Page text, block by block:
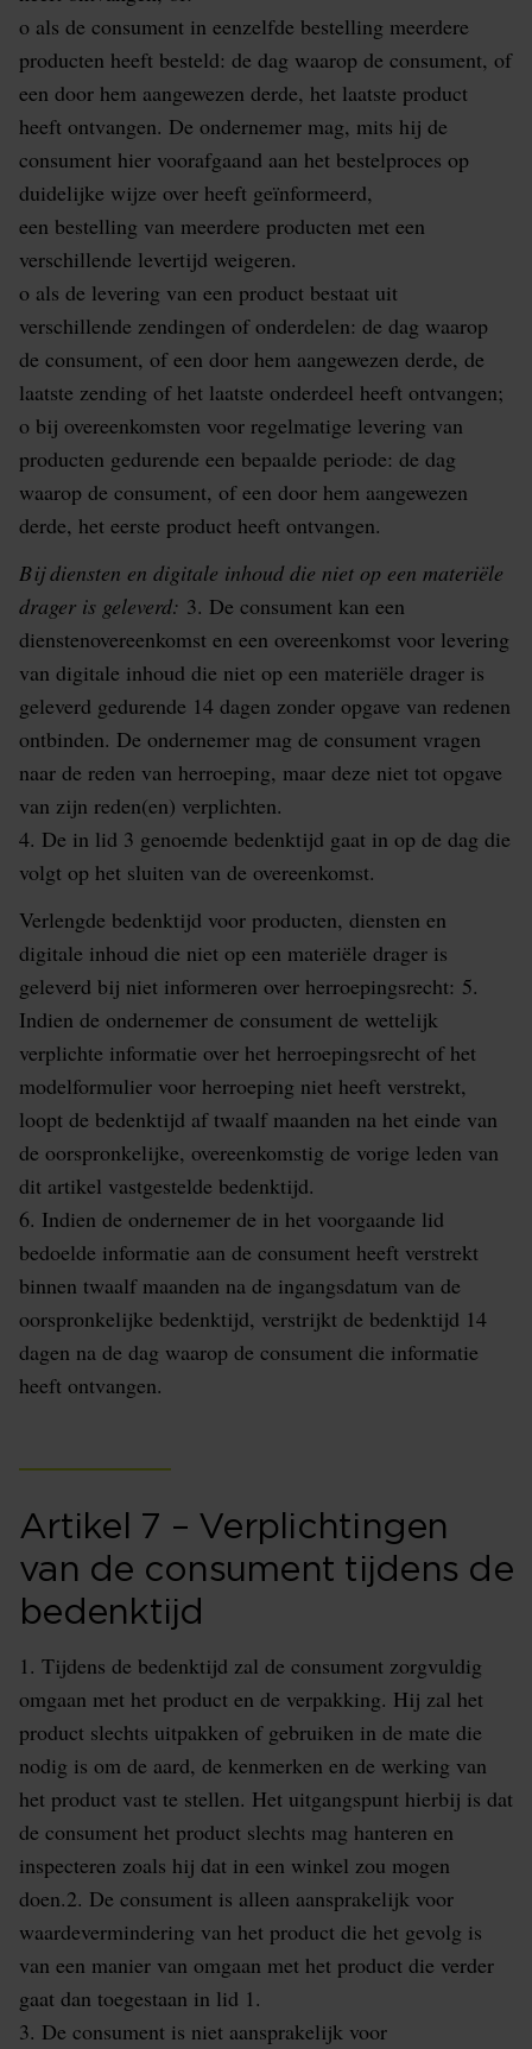
o als de consument in eenzelfde bestelling meerdere
producten heeft besteld: de dag waarop de consument, of
een door hem aangewezen derde, het laatste product
heeft ontvangen. De ondernemer mag, mits hij de
consument hier voorafgaand aan het bestelproces op
duidelijke wijze over heeft geïnformeerd,
een bestelling van meerdere producten met een
verschillende levertijd weigeren.
o als de levering van een product bestaat uit
verschillende zendingen of onderdelen: de dag waarop
de consument, of een door hem aangewezen derde, de
laatste zending of het laatste onderdeel heeft ontvangen;
o bij overeenkomsten voor regelmatige levering van
producten gedurende een bepaalde periode: de dag
waarop de consument, of een door hem aangewezen
derde, het eerste product heeft ontvangen.
Bij diensten en digitale inhoud die niet op een materiële
drager is geleverd: 3. De consument kan een
dienstenovereenkomst en een overeenkomst voor levering
van digitale inhoud die niet op een materiële drager is
geleverd gedurende 14 dagen zonder opgave van redenen
ontbinden. De ondernemer mag de consument vragen
naar de reden van herroeping, maar deze niet tot opgave
van zijn reden(en) verplichten.
4. De in lid 3 genoemde bedenktijd gaat in op de dag die
volgt op het sluiten van de overeenkomst.
Verlengde bedenktijd voor producten, diensten en
digitale inhoud die niet op een materiële drager is
geleverd bij niet informeren over herroepingsrecht: 5.
Indien de ondernemer de consument de wettelijk
verplichte informatie over het herroepingsrecht of het
modelformulier voor herroeping niet heeft verstrekt,
loopt de bedenktijd af twaalf maanden na het einde van
de oorspronkelijke, overeenkomstig de vorige leden van
dit artikel vastgestelde bedenktijd.
6. Indien de ondernemer de in het voorgaande lid
bedoelde informatie aan de consument heeft verstrekt
binnen twaalf maanden na de ingangsdatum van de
oorspronkelijke bedenktijd, verstrijkt de bedenktijd 14
dagen na de dag waarop de consument die informatie
heeft ontvangen.
Artikel 7 – Verplichtingen
van de consument tijdens de
bedenktijd
1. Tijdens de bedenktijd zal de consument zorgvuldig
omgaan met het product en de verpakking. Hij zal het
product slechts uitpakken of gebruiken in de mate die
nodig is om de aard, de kenmerken en de werking van
het product vast te stellen. Het uitgangspunt hierbij is dat
de consument het product slechts mag hanteren en
inspecteren zoals hij dat in een winkel zou mogen
doen.2. De consument is alleen aansprakelijk voor
waardevermindering van het product die het gevolg is
van een manier van omgaan met het product die verder
gaat dan toegestaan in lid 1.
3. De consument is niet aansprakelijk voor